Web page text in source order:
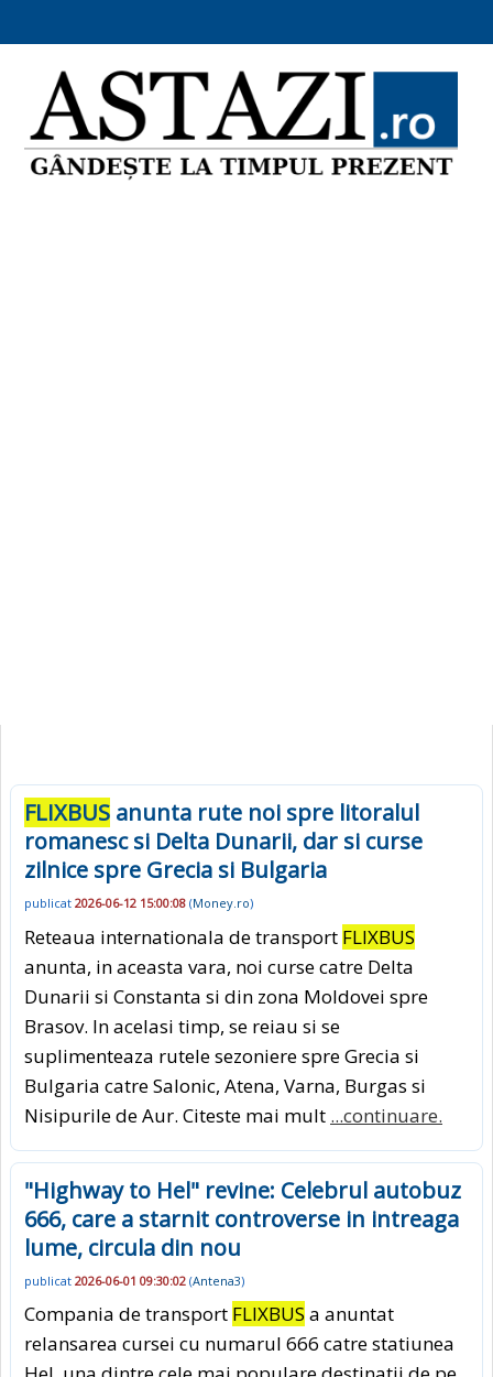
FLIXBUS anunta rute noi spre litoralul
romanesc si Delta Dunarii, dar si curse
zilnice spre Grecia si Bulgaria
publicat 2026-06-12 15:00:08 (Money.ro)
Reteaua internationala de transport FLIXBUS
anunta, in aceasta vara, noi curse catre Delta
Dunarii si Constanta si din zona Moldovei spre
Brasov. In acelasi timp, se reiau si se
suplimenteaza rutele sezoniere spre Grecia si
Bulgaria catre Salonic, Atena, Varna, Burgas si
Nisipurile de Aur. Citeste mai mult ...continuare.
"Highway to Hel" revine: Celebrul autobuz
666, care a starnit controverse in intreaga
lume, circula din nou
publicat 2026-06-01 09:30:02 (Antena3)
Compania de transport FLIXBUS a anuntat
relansarea cursei cu numarul 666 catre statiunea